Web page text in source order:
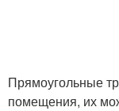
Прямоугольные
помещения, их